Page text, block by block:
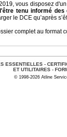
vous disposez
tenu informé
le DCE qu’après
complet au format
ESSENTIELLES-
ET UTILITAIRES -
© 1998-2026 Atline